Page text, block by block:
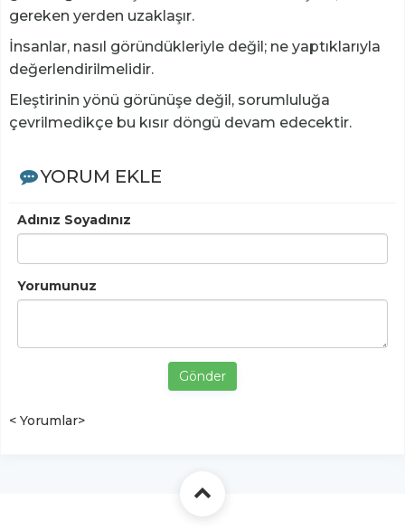
gereken yerden uzaklaşır.
İnsanlar, nasıl göründükleriyle değil; ne yaptıklarıyla
değerlendirilmelidir.
Eleştirinin yönü görünüşe değil, sorumluluğa
çevrilmedikçe bu kısır döngü devam edecektir.
YORUM EKLE
Adınız Soyadınız
Yorumunuz
Gönder
< Yorumlar>